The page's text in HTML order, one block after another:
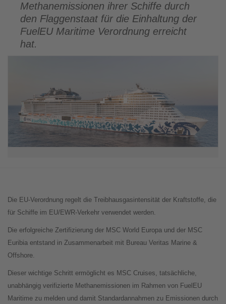
Methanemissionen ihrer Schiffe durch
den Flaggenstaat für die Einhaltung der
FuelEU Maritime Verordnung erreicht
hat.
Die EU-Verordnung regelt die Treibhausgasintensität der Kraftstoffe, die
für Schiffe im EU/EWR-Verkehr verwendet werden.
Die erfolgreiche Zertifizierung der MSC World Europa und der MSC
Euribia entstand in Zusammenarbeit mit Bureau Veritas Marine &
Offshore.
Dieser wichtige Schritt ermöglicht es MSC Cruises, tatsächliche,
unabhängig verifizierte Methanemissionen im Rahmen von FuelEU
Maritime zu melden und damit Standardannahmen zu Emissionen durch